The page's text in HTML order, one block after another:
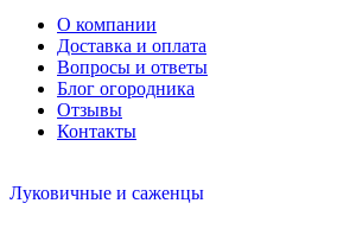
О компании
Доставка и оплата
Вопросы и ответы
Блог огородника
Отзывы
Контакты
Луковичные и саженцы